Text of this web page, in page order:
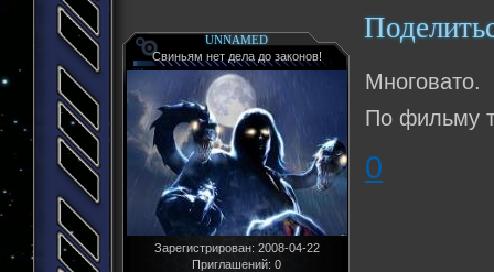
UNNAMED
Свиньям нет дела до законов!
Зарегистрирован: 2008-04-22
Приглашений: 0
Многовато.
По фильму
0